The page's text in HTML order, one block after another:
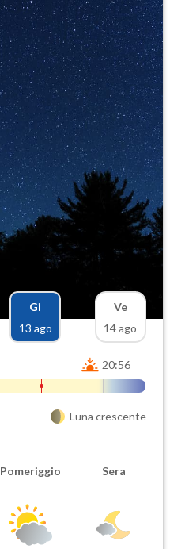
Gi
13 ago
Ve
14 ago
20:56
Luna crescente
Pomeriggio Sera